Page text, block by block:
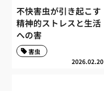
不快害虫が引き起こす
精神的ストレスと生活
への害
2026.02.20
害虫